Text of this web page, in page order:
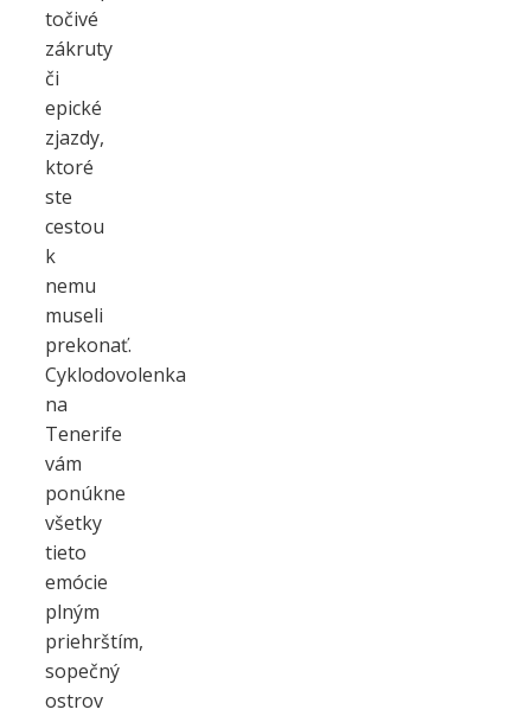
točivé
zákruty
či
epické
zjazdy,
ktoré
ste
cestou
k
nemu
museli
prekonať.
Cyklodovolenka
na
Tenerife
vám
ponúkne
všetky
tieto
emócie
plným
priehrštím,
sopečný
ostrov